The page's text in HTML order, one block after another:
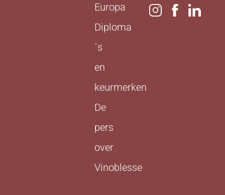
Europa
Diploma
´s
en
keurmerken
De
pers
over
Vinoblesse